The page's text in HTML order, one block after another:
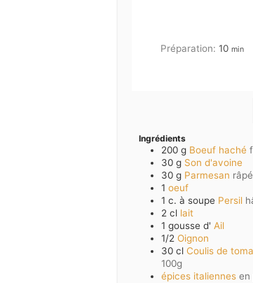
Préparation: 10 min
Ingrédients
200 g Boeuf haché
30 g Son d'avoine
30 g Parmesan râpé
1 oeuf
1 c. à soupe Persil
2 cl lait
1 gousse d' Ail
1/2 Oignon
30 cl Coulis de
100g
épices italiennes en